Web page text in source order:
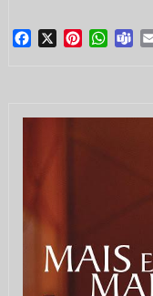
Facebook
X Pinterest